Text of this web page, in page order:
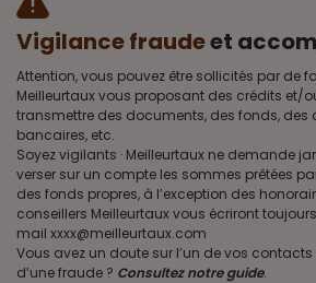
Vigilance fraudeet
Attention, vous pouvez être sollicités par de
Meilleurtaux vous proposant des crédits et/
transmettre des documents, des fonds, des
bancaires, etc.
Soyez vigilants · Meilleurtaux ne demande
verser sur un compte les sommes prêtées
des fonds propres, à l’exception des
conseillers Meilleurtaux vous écriront
mail xxxx@meilleurtaux.com
Vous avez un doute sur l’un de vos
d’une fraude ? Consultez notre guide.